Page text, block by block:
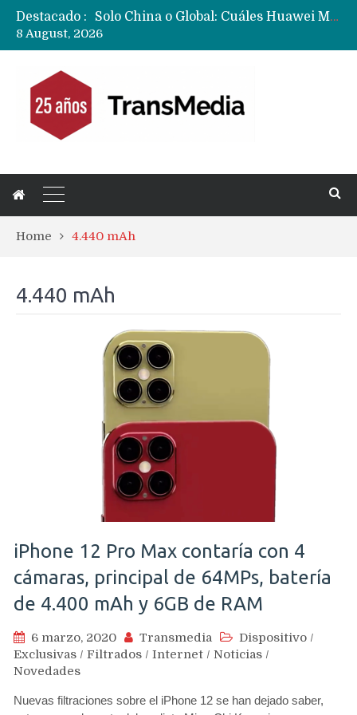
Destacado :
Solo China o Global: Cuáles Huawei MateBook, MatePad y Nova llegarán a Europa y LATAM?
Fabricantes suben precios de teléfonos y ganan más dinero en un mercado donde Xiaomi alerta por no mejorar ventas
8 August, 2026
Home 4.440 mAh
4.440 mAh
iPhone 12 Pro Max contaría con 4
cámaras, principal de 64MPs, batería
de 4.400 mAh y 6GB de RAM
6 marzo, 2020 Transmedia Dispositivo /
Exclusivas / Filtrados / Internet / Noticias /
Novedades
Nuevas filtraciones sobre el iPhone 12 se han dejado saber,